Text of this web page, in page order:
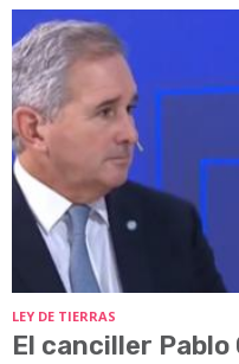
LEY DE TIERRAS
El canciller